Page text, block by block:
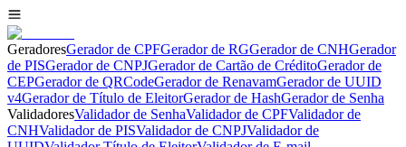
GeradoresGerador de CPFGerador de RGGerador de CNHGerador
de PISGerador de CNPJGerador de Cartão de CréditoGerador de
CEPGerador de QRCodeGerador de RenavamGerador de UUID
v4Gerador de Título de EleitorGerador de HashGerador de Senha
ValidadoresValidador de SenhaValidador de CPFValidador de
CNHValidador de PISValidador de CNPJValidador de